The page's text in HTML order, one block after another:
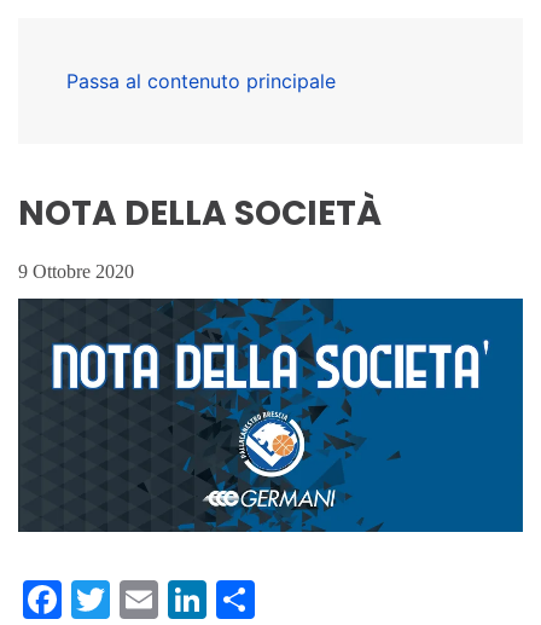
Passa al contenuto principale
NOTA DELLA SOCIETÀ
9 Ottobre 2020
Facebook
Twitter
EmailLinkedIn